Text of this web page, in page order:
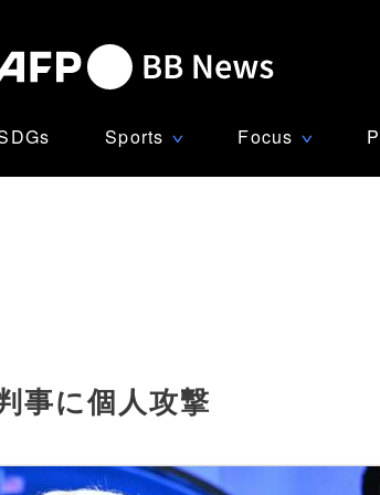
Sports ∨ Focus ∨
事に個人攻撃